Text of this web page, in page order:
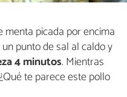
picada por encima
punto de sal al caldo y
4 minutos. Mientras
te parece este pollo